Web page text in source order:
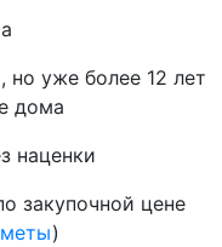
но уже более 12 лет
дома
наценки
закупочной цене
)